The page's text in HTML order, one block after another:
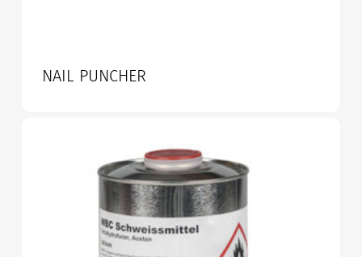
NAIL PUNCHER